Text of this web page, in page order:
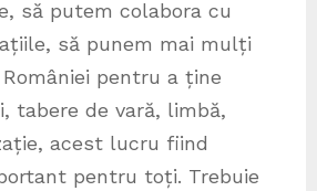
să putem colabora cu
să punem mai mulți
pentru a ține
tabere de vară, limbă,
acest lucru fiind
pentru toți. Trebuie